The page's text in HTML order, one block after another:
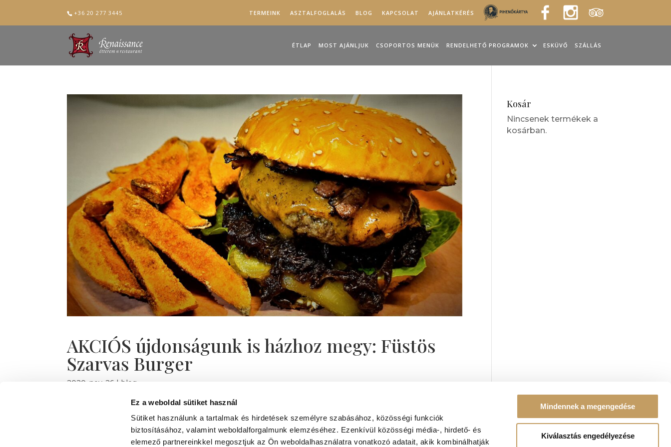
Ez a weboldal sütiket használ
Sütiket használunk a tartalmak és hirdetések személyre szabásához, közösségi funkciók
biztosításához, valamint weboldalforgalmunk elemzéséhez. Ezenkívül közösségi média-, hirdető- és
elemező partnereinkkel megosztjuk az Ön weboldalhasználatra vonatkozó adatait, akik kombinálhatják
Mindennek a megengedése
Kiválasztás engedélyezése
+36 20 277 3445 TERMEINK ASZTALFOGLALÁS BLOG KAPCSOLAT AJÁNLATKÉRÉS
ÉTLAP MOST AJÁNLJUK CSOPORTOS MENÜK RENDELHETŐ PROGRAMOK ESKÜVŐ SZÁLLÁS
AKCIÓS újdonságunk is házhoz megy: Füstös
Szarvas Burger
2020-nov-26 | blog
Mivel jól tudjuk, hogy Te is rájöttél már, milyen is az igazán komoly burger, most örömmel ajánljuk
figyelmedbe heti burgerkülönlegességünket. Vigyázat! Már az illata is rabul ejt! Füstölt Szarvas Burgerünk
annak az eredménye, hogy séfünknek az utóbbi időben a...
Kosár
Nincsenek termékek a
kosárban.